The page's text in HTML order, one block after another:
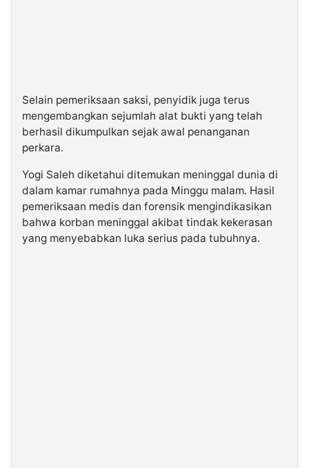
Selain pemeriksaan saksi, penyidik juga terus
mengembangkan sejumlah alat bukti yang telah
berhasil dikumpulkan sejak awal penanganan
perkara.
Yogi Saleh diketahui ditemukan meninggal dunia di
dalam kamar rumahnya pada Minggu malam. Hasil
pemeriksaan medis dan forensik mengindikasikan
bahwa korban meninggal akibat tindak kekerasan
yang menyebabkan luka serius pada tubuhnya.